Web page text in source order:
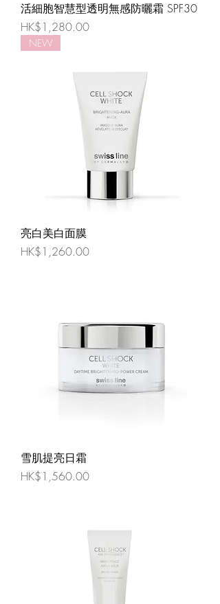
活細胞智慧型透明無感防曬霜 SPF30
價格
HK$1,280.00
NEW
亮白美白面膜
價格
HK$1,260.00
雪肌提亮日霜
價格
HK$1,560.00